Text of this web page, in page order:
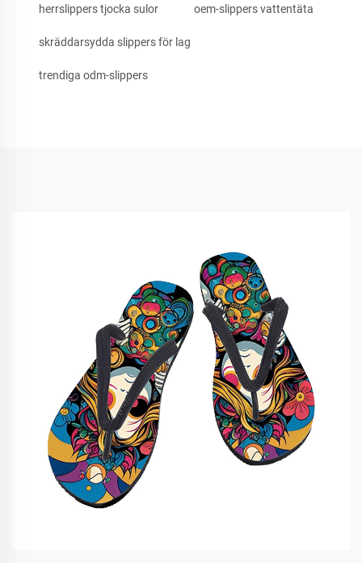
herrslippers tjocka sulor oem-slippers vattentäta
skräddarsydda slippers för lag
trendiga odm-slippers